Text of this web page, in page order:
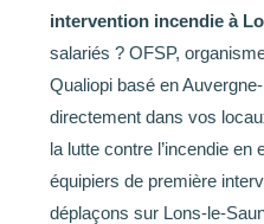
intervention incendie à
salariés ? OFSP,
Qualiopi basé en
directement dans vos
la lutte contre l’incendie
équipiers de première
déplaçons sur Lons-le-